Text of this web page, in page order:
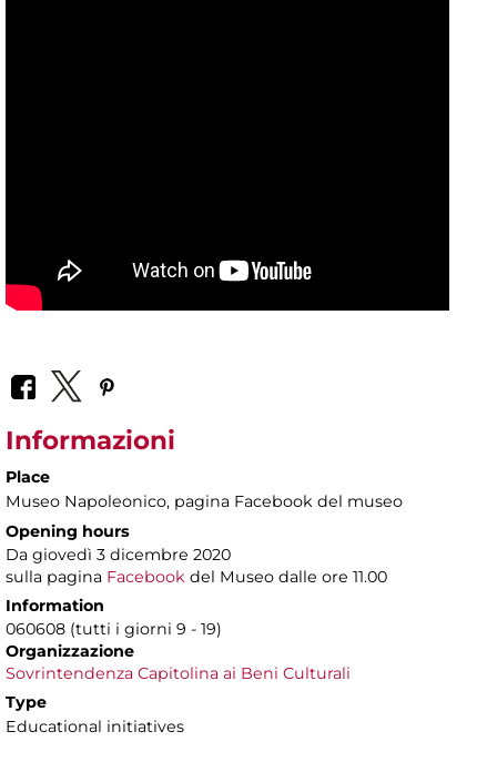
Informazioni
Place
Museo Napoleonico, pagina Facebook del museo
Opening hours
Da giovedì 3 dicembre 2020
sulla pagina Facebook del Museo dalle ore 11.00
Information
060608 (tutti i giorni 9 - 19)
Organizzazione
Sovrintendenza Capitolina ai Beni Culturali
Type
Educational initiatives